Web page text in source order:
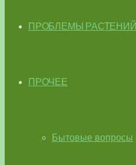
ПРОБЛЕМЫ РАСТЕНИЙ
ПРОЧЕЕ
Бытовые вопросы